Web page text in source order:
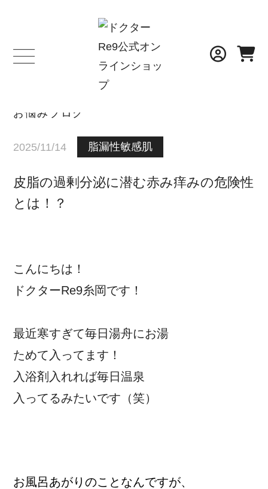
BLOG
お悩みブログ
2025/11/14 脂漏性敏感肌
皮脂の過剰分泌に潜む赤み痒みの危険性
とは！？
こんにちは！
ドクターRe9糸岡です！
最近寒すぎて毎日湯舟にお湯
ためて入ってます！
入浴剤入れれば毎日温泉
入ってるみたいです（笑）
お風呂あがりのことなんですが、